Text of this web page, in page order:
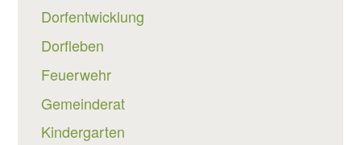
Dorfentwicklung
Dorfleben
Feuerwehr
Gemeinderat
Kindergarten